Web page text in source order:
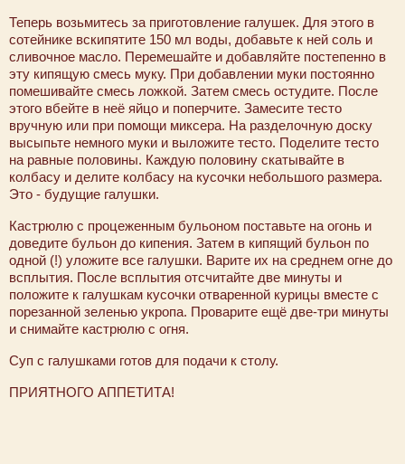
Теперь возьмитесь за приготовление галушек. Для этого в
сотейнике вскипятите 150 мл воды, добавьте к ней соль и
сливочное масло. Перемешайте и добавляйте постепенно в
эту кипящую смесь муку. При добавлении муки постоянно
помешивайте смесь ложкой. Затем смесь остудите. После
этого вбейте в неё яйцо и поперчите. Замесите тесто
вручную или при помощи миксера. На разделочную доску
высыпьте немного муки и выложите тесто. Поделите тесто
на равные половины. Каждую половину скатывайте в
колбасу и делите колбасу на кусочки небольшого размера.
Это - будущие галушки.
Кастрюлю с процеженным бульоном поставьте на огонь и
доведите бульон до кипения. Затем в кипящий бульон по
одной (!) уложите все галушки. Варите их на среднем огне до
всплытия. После всплытия отсчитайте две минуты и
положите к галушкам кусочки отваренной курицы вместе с
порезанной зеленью укропа. Проварите ещё две-три минуты
и снимайте кастрюлю с огня.
Суп с галушками готов для подачи к столу.
ПРИЯТНОГО АППЕТИТА!